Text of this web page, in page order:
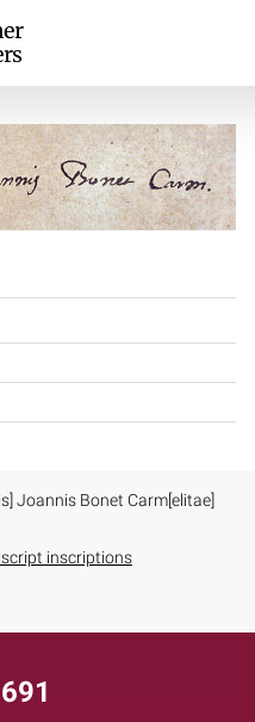
Joannis Bonet Carm[elitae]
inscriptions